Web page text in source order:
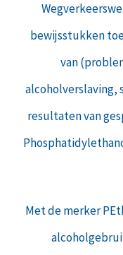
bewijsstukken
van
alcoholverslaving,
resultaten van
Met de merker